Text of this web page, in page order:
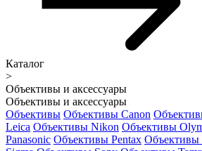
Каталог
>
Объективы и аксессуары
Объективы и аксессуары
Объективы Объективы Canon
Leica Объективы Nikon Объективы
Panasonic Объективы Pentax Объективы